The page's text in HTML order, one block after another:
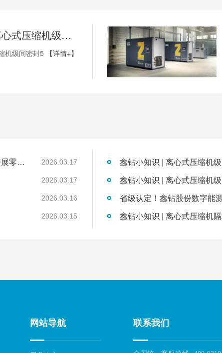
鑫钻小知识 | 离心式压缩机级间密封5
机级间密封5 【详情+】
国家发展改革委工业和信息化部国家能源局关于开展零碳园区建设的通知 2026.03.17
2026.03.17
2026.03.16
2026.03.15
鑫钻小知识 | 离心式压缩机
鑫钻小知识 | 离心式压缩机
鑫钻小知识 | 离心式压缩机
网站导航 联系我们